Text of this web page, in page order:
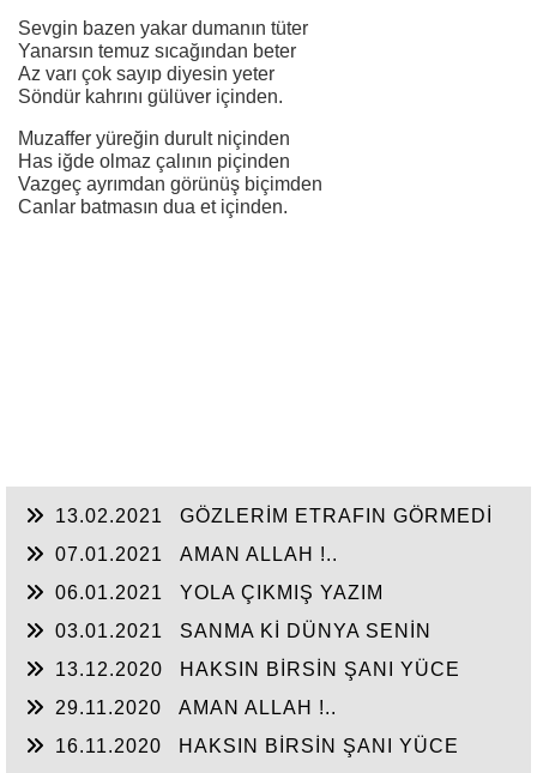
Sevgin bazen yakar dumanın tüter
Yanarsın temuz sıcağından beter
Az varı çok sayıp diyesin yeter
Söndür kahrını gülüver içinden.
Muzaffer yüreğin durult niçinden
Has iğde olmaz çalının piçinden
Vazgeç ayrımdan görünüş biçimden
Canlar batmasın dua et içinden.
13.02.2021
GÖZLERİM ETRAFIN GÖRMEDİ
07.01.2021
AMAN ALLAH !..
06.01.2021
YOLA ÇIKMIŞ YAZIM
03.01.2021
SANMA Kİ DÜNYA SENİN
13.12.2020
HAKSIN BİRSİN ŞANI YÜCE
29.11.2020
AMAN ALLAH !..
16.11.2020
HAKSIN BİRSİN ŞANI YÜCE